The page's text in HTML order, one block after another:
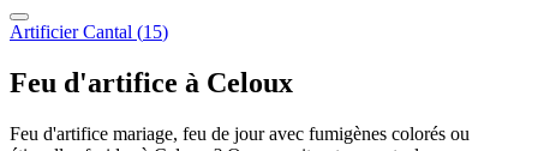
ArtificierCantal (15)
Feu d'artifice à Celoux
Feu d'artifice mariage, feu de jour avec fumigènes colorés ou